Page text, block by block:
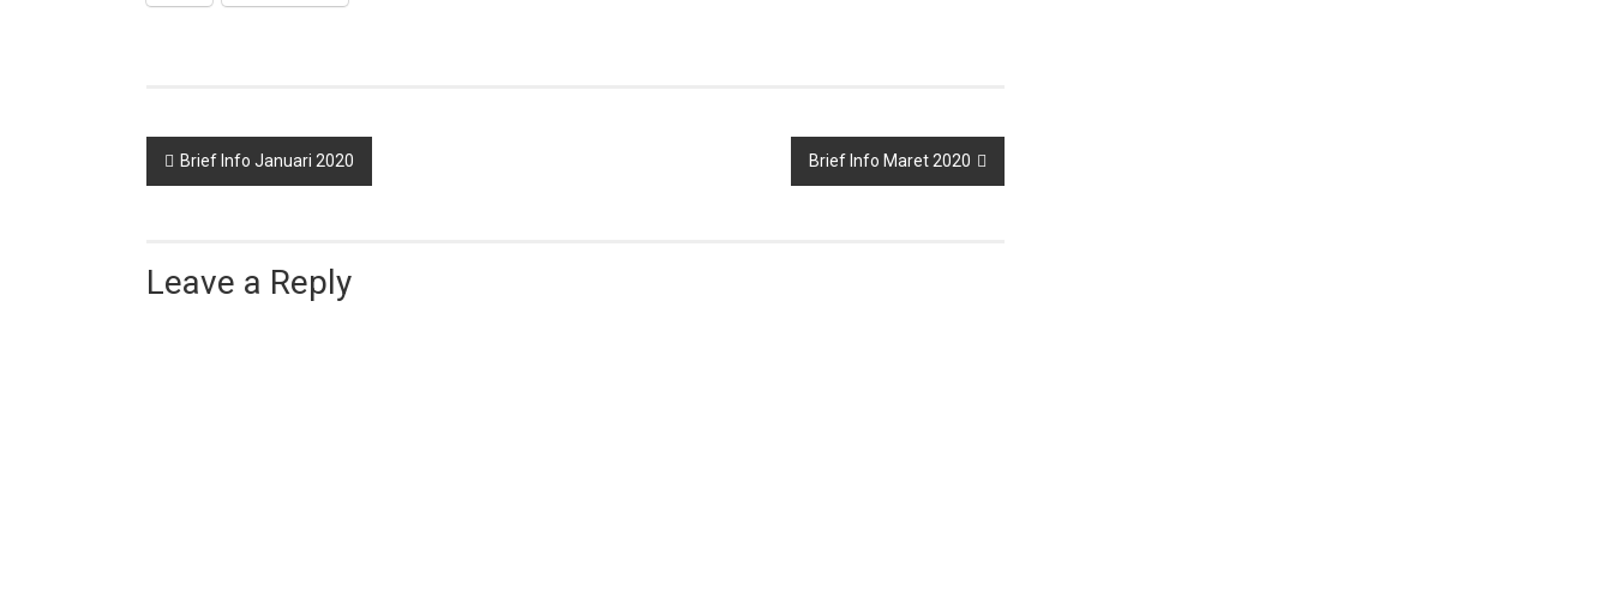
Brief Info Januari 2020 Brief Info Maret 2020
Leave a Reply